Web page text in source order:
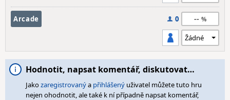
Arcade 0 --
Hodnotit, napsat komentář, diskutovat…
Jakozaregistrovanýa přihlášený uživatel můžete tuto hru
nejen ohodnotit, ale také k ní případně napsat komentář,